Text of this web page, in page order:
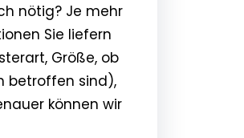
nötig? Je mehr
Sie liefern
Größe, ob
betroffen sind),
können wir